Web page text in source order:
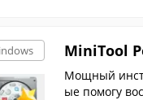
MiniTool
Мощный
ые помогу